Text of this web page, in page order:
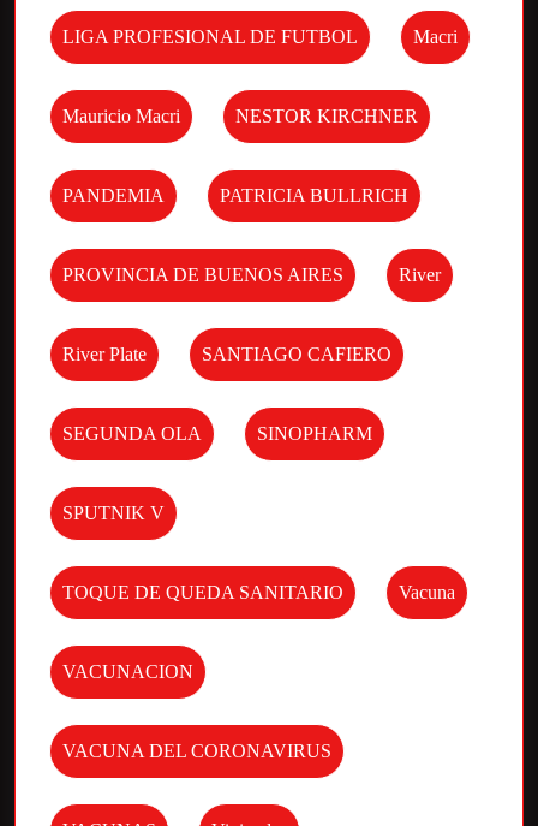
LIGA PROFESIONAL DE FUTBOL Macri
Mauricio Macri NESTOR KIRCHNER
PANDEMIA PATRICIA BULLRICH
PROVINCIA DE BUENOS AIRES River
River Plate SANTIAGO CAFIERO
SEGUNDA OLA SINOPHARM
SPUTNIK V
TOQUE DE QUEDA SANITARIO Vacuna
VACUNACION
VACUNA DEL CORONAVIRUS